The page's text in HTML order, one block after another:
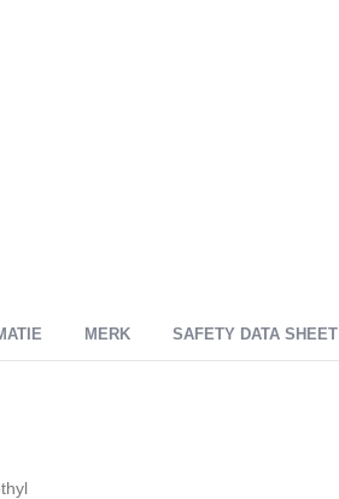
MERK SAFETY DATA SHEET